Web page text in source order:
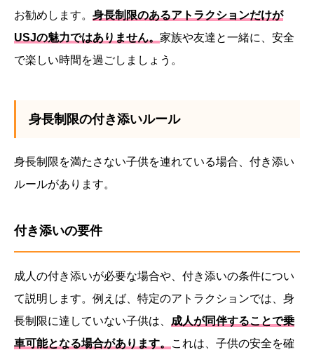
お勧めします。 身長制限のあるアトラクションだけが
USJの魅力ではありません。 家族や友達と一緒に、安全
で楽しい時間を過ごしましょう。
身長制限の付き添いルール
身長制限を満たさない子供を連れている場合、付き添い
ルールがあります。
付き添いの要件
成人の付き添いが必要な場合や、付き添いの条件につい
て説明します。例えば、特定のアトラクションでは、身
長制限に達していない子供は、 成人が同伴することで乗
車可能となる場合があります。
これは、子供の安全を確